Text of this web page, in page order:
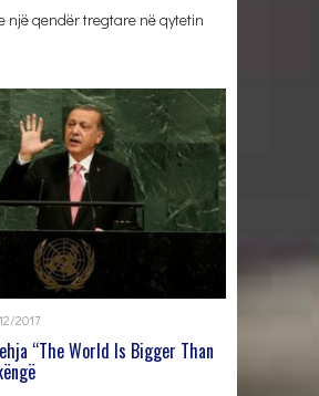
një qendër tregtare në qytetin
2017
“The World Is Bigger Than